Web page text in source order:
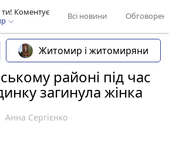
Коментує
Всі новини
Житомир і житомиряни
районі під час
загинула жінка
Анна Сергієнко